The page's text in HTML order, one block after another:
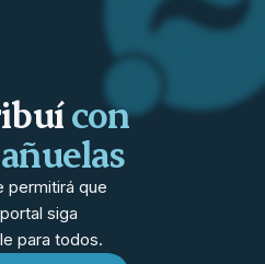
con
permitirá que
siga
para todos.